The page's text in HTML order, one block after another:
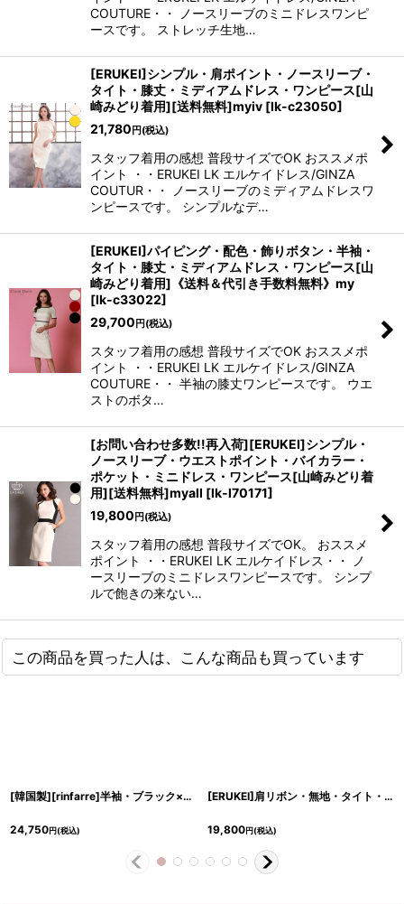
COUTURE・・ ノースリーブのミニドレスワンピ
ースです。 ストレッチ生地…
[ERUKEI]シンプル・肩ポイント・ノースリーブ・
タイト・膝丈・ミディアムドレス・ワンピース[山
崎みどり着用][送料無料]myiv [lk-c23050]
21,780 円 (税込)
スタッフ着用の感想 普段サイズでOK おススメポ
イント ・・ERUKEI LK エルケイドレス/GINZA
COUTUR・・ ノースリーブのミディアムドレスワ
ンピースです。 シンプルなデ…
[ERUKEI]パイピング・配色・飾りボタン・半袖・
タイト・膝丈・ミディアムドレス・ワンピース[山
崎みどり着用]《送料＆代引き手数料無料》my
[lk-c33022]
29,700 円 (税込)
スタッフ着用の感想 普段サイズでOK おススメポ
イント ・・ERUKEI LK エルケイドレス/GINZA
COUTURE・・ 半袖の膝丈ワンピースです。 ウエ
ストのボタ…
[お問い合わせ多数!!再入荷][ERUKEI]シンプル・
ノースリーブ・ウエストポイント・バイカラー・
ポケット・ミニドレス・ワンピース[山崎みどり着
用][送料無料]myall [lk-l70171]
19,800 円 (税込)
スタッフ着用の感想 普段サイズでOK。 おススメ
ポイント ・・ERUKEI LK エルケイドレス・・ ノ
ースリーブのミニドレスワンピースです。 シンプ
ルで飽きの来ない…
この商品を買った人は、こんな商品も買っています
[韓国製][rinfarre]半袖・ブラック×ベージュ・総レース・膝丈・タイト・ミディアムドレス・ワンピース[山崎みどり着用]《送料＆代引き手数料無料》 mybk
24,750円(税込)
[ERUKEI]肩リボン・無地・タイト・背中あき・ミニドレス・ショート丈・ワンピース[山崎みどり着用][送料無料]myms
19,800円(税込)